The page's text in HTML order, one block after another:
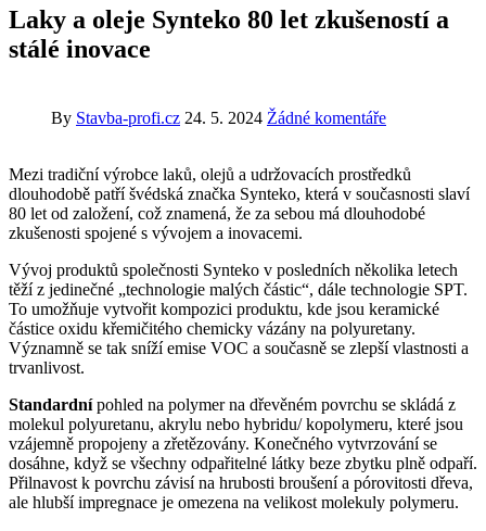
Laky a oleje Synteko 80 let zkušeností a
stálé inovace
By Stavba-profi.cz 24. 5. 2024 Žádné komentáře
Mezi tradiční výrobce laků, olejů a udržovacích prostředků
dlouhodobě patří švédská značka Synteko, která v současnosti slaví
80 let od založení, což znamená, že za sebou má dlouhodobé
zkušenosti spojené s vývojem a inovacemi.
Vývoj produktů společnosti Synteko v posledních několika letech
těží z jedinečné „technologie malých částic“, dále technologie SPT.
To umožňuje vytvořit kompozici produktu, kde jsou keramické
částice oxidu křemičitého chemicky vázány na polyuretany.
Významně se tak sníží emise VOC a současně se zlepší vlastnosti a
trvanlivost.
Standardnípohled na polymer na dřevěném povrchu se skládá z
molekul polyuretanu, akrylu nebo hybridu/ kopolymeru, které jsou
vzájemně propojeny a zřetězovány. Konečného vytvrzování se
dosáhne, když se všechny odpařitelné látky beze zbytku plně odpaří.
Přilnavost k povrchu závisí na hrubosti broušení a pórovitosti dřeva,
ale hlubší impregnace je omezena na velikost molekuly polymeru.